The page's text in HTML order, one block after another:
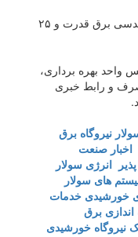
” حسین صیادی مقدم ” دارای مدرک مهندسی برق قدرت و ۲۵
واحد بهره برداری،
و رابط خبری
نیروگاه برق
اخبار صنعت
انرژی سولار
های سولار
خورشیدی خدمات
اندازی برق
نیروگاه خورشیدی